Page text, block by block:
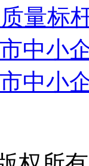
量标
中小
中小